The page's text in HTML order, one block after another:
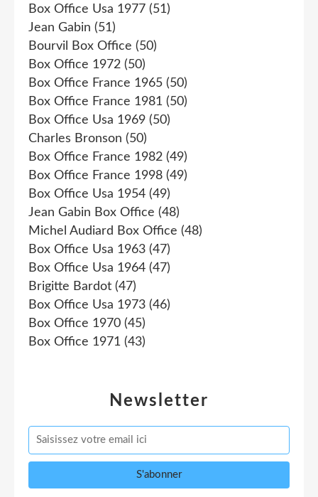
Newsletter
Box Office Usa 1977 (51)
Jean Gabin (51)
Bourvil Box Office (50)
Box Office 1972 (50)
Box Office France 1965 (50)
Box Office France 1981 (50)
Box Office Usa 1969 (50)
Charles Bronson (50)
Box Office France 1982 (49)
Box Office France 1998 (49)
Box Office Usa 1954 (49)
Jean Gabin Box Office (48)
Michel Audiard Box Office (48)
Box Office Usa 1963 (47)
Box Office Usa 1964 (47)
Brigitte Bardot (47)
Box Office Usa 1973 (46)
Box Office 1970 (45)
Box Office 1971 (43)